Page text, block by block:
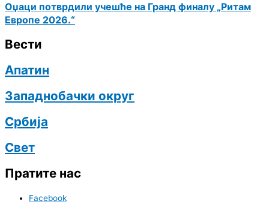
Оџаци потврдили учешће на Гранд финалу „Ритам
Европе 2026.“
Вести
Апатин
Западнобачки округ
Србија
Свет
Пратите нас
Facebook